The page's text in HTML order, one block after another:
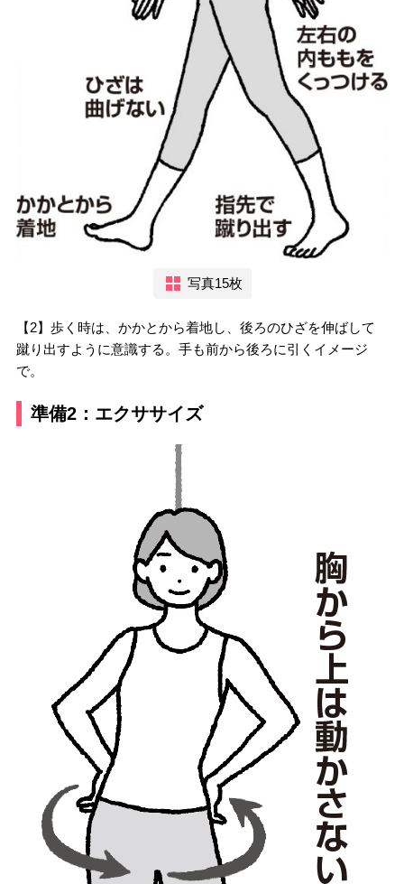
写真15枚
【2】歩く時は、かかとから着地し、後ろのひざを伸ばして
蹴り出すように意識する。手も前から後ろに引くイメージ
で。
準備2：エクササイズ